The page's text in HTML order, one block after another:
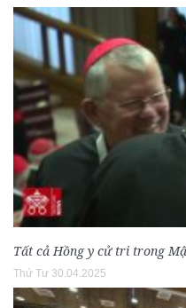
Tất cả Hồng y cử tri trong
Thứ Tư 30.04.2025